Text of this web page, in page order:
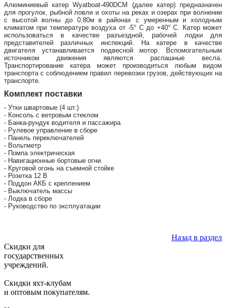
Алюминиевый катер Wyatboat-490DCM (далее катер) предназначен
для прогулок, рыбной ловли и охоты на реках и озерах при волнении
с высотой волны до 0,80м в районах с умеренным и холодным
климатом при температуре воздуха от -5° С до +40° С. Катер может
использоваться в качестве разъездной, рабочей лодки для
представителей различных инспекций. На катере в качестве
двигателя устанавливается подвесной мотор. Вспомогательным
источником движения являются распашные весла.
Транспортирование катера может производиться любым видом
транспорта с соблюдением правил перевозки грузов, действующих на
транспорте.
Комплект поставки
- Утки швартовые (4 шт.)
- Консоль с ветровым стеклом
- Банка-рундук водителя и пассажира
- Рулевое управление в сборе
- Панель переключателей
- Вольтметр
- Помпа электрическая
- Навигационные бортовые огни
- Круговой огонь на съемной стойке
- Розетка 12 В
- Поддон АКБ с креплением
- Выключатель массы
- Лодка в сборе
- Руководство по эксплуатации
Назад в раздел
Скидки для
государственных
учреждений.
Скидки яхт-клубам
и оптовым покупателям.